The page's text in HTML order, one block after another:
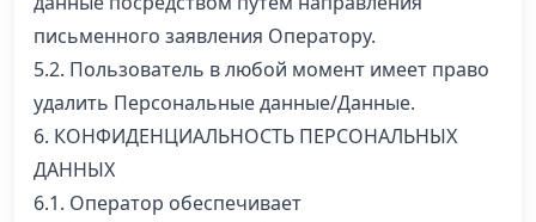
письменного заявления Оператору.
5.2. Пользователь в любой момент имеет право
удалить Персональные данные/Данные.
6. КОНФИДЕНЦИАЛЬНОСТЬ ПЕРСОНАЛЬНЫХ
ДАННЫХ
6.1. Оператор обеспечивает